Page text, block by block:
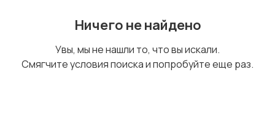
стабилизаторы
оборудование
Ничего не найдено
Увы, мы не нашли то, что вы искали.
Смягчите условия поиска и попробуйте еще раз.